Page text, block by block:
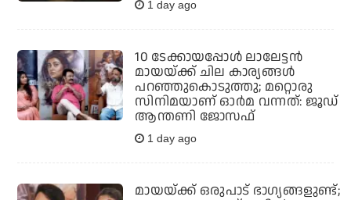
1 day ago
10 ടേക്കായപ്പോള്‍ ലാലേട്ടന്‍
മായയ്ക്ക് ചില കാര്യങ്ങള്‍
പറഞ്ഞുകൊടുത്തു; മറ്റൊരു
സിനിമയാണ് ഓര്‍മ വന്നത്: ജൂഡ്
ആന്തണി ജോസഫ്
1 day ago
മായയ്ക്ക് ഒരുപാട് ഭാഗ്യങ്ങളുണ്ട്;